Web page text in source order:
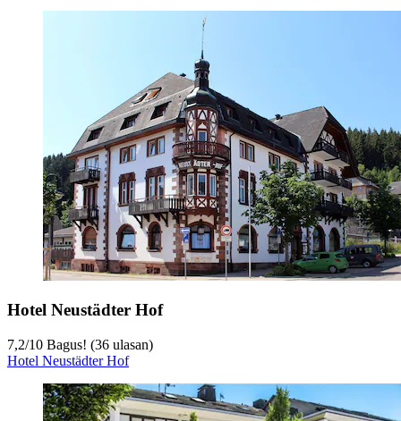
Hotel Neustädter Hof
7,2/10 Bagus! (36 ulasan)
Hotel Neustädter Hof